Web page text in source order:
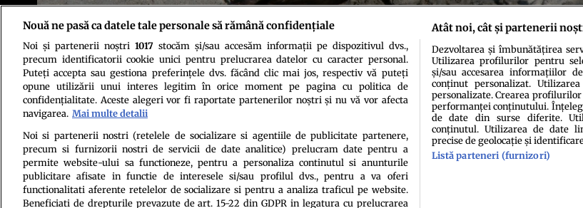
Politica de confidenţialitatePolitica de cookiesTermeni şi condiţii Echipa
Nouă ne pasă ca datele tale personale să rămână confidențiale
Noi și partenerii noștri 1017stocăm și/sau accesăm informații pe dispozitivul dvs.,
precum identificatorii cookie unici pentru prelucrarea datelor cu caracter personal.
Puteți accepta sau gestiona preferințele dvs. făcând clic mai jos, respectiv vă puteți
opune utilizării unui interes legitim în orice moment pe pagina cu politica de
confidențialitate. Aceste alegeri vor fi raportate partenerilor noștri și nu vă vor afecta
navigarea. Mai multe detalii
Noi si partenerii nostri (retelele de socializare si agentiile de publicitate partenere,
precum si furnizorii nostri de servicii de date analitice) prelucram date pentru a
permite website-ului sa functioneze, pentru a personaliza continutul si anunturile
publicitare afisate in functie de interesele si/sau profilul dvs., pentru a va oferi
functionalitati aferente retelelor de socializare si pentru a analiza traficul pe website.
Beneficiati de drepturile prevazute de art. 15-22 din GDPR in legatura cu prelucrarea
Atât noi, cât și partenerii
Dezvoltarea și îmbunătățirea
Utilizarea profilurilor pentru
și/sau accesarea informațiilor
conținut personalizat.
personalizate. Crearea
performanței conținutului.
de date din surse diferite.
conținutul. Utilizarea de date
precise de geolocație și
Listă parteneri (furnizori)